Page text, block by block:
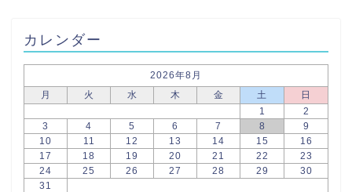
カレンダー
2026年8月
月
火 水 木 金 土
日
1
2
3
4 5 6 7 8
9
10
11 12 13 14 15
16
17
18 19 20 21 22
23
24
25 26 27 28 29
30
31